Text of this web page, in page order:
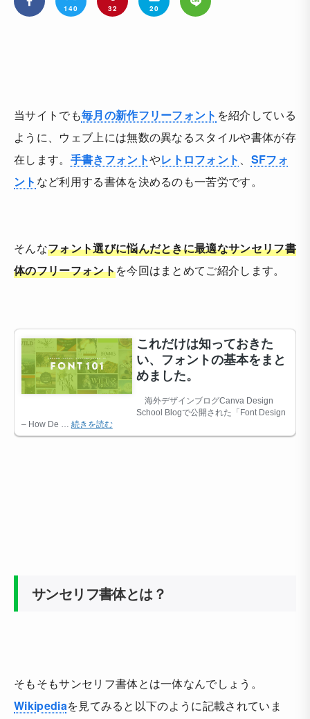
140 32 20
当サイトでも毎月の新作フリーフォント を紹介している
ように、ウェブ上には無数の異なるスタイルや書体が存
在します。 手書きフォントやレトロフォント 、 SFフォ
ント など利用する書体を決めるのも一苦労です。
そんなフォント選びに悩んだときに最適なサンセリフ書
体のフリーフォントを今回はまとめてご紹介します。
サンセリフ書体とは？
そもそもサンセリフ書体とは一体なんでしょう。
Wikipediaを見てみると以下のように記載されていま